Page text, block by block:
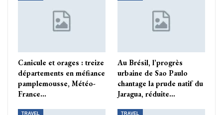
Canicule et orages : treize
départements en méfiance
pamplemousse, Météo-
France…
Au Brésil, l’progrès
urbaine de Sao Paulo
chantage la prude natif du
Jaragua, réduite…
TRAVEL TRAVEL